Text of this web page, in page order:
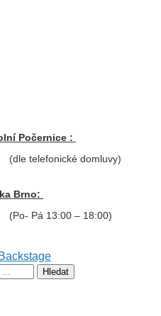
Počernice :
(dle telefonické domluvy)
Brno:
(Po- Pá 13:00 – 18:00)
Hledat